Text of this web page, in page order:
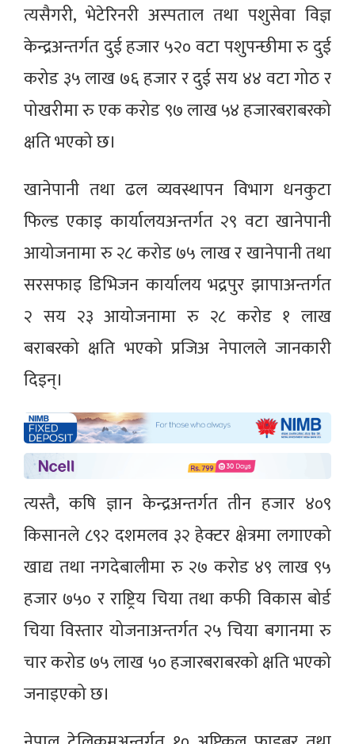
त्यसैगरी, भेटेरिनरी अस्पताल तथा पशुसेवा विज्ञ
केन्द्रअन्तर्गत दुई हजार ५२० वटा पशुपन्छीमा रु दुई
करोड ३५ लाख ७६ हजार र दुई सय ४४ वटा गोठ र
पोखरीमा रु एक करोड ९७ लाख ५४ हजारबराबरको
क्षति भएको छ।
खानेपानी तथा ढल व्यवस्थापन विभाग धनकुटा
फिल्ड एकाइ कार्यालयअन्तर्गत २९ वटा खानेपानी
आयोजनामा रु २८ करोड ७५ लाख र खानेपानी तथा
सरसफाइ डिभिजन कार्यालय भद्रपुर झापाअन्तर्गत
२ सय २३ आयोजनामा रु २८ करोड १ लाख
बराबरको क्षति भएको प्रजिअ नेपालले जानकारी
दिइन्।
त्यस्तै, कषि ज्ञान केन्द्रअन्तर्गत तीन हजार ४०९
किसानले ८९२ दशमलव ३२ हेक्टर क्षेत्रमा लगाएको
खाद्य तथा नगदेबालीमा रु २७ करोड ४९ लाख ९५
हजार ७५० र राष्ट्रिय चिया तथा कफी विकास बोर्ड
चिया विस्तार योजनाअन्तर्गत २५ चिया बगानमा रु
चार करोड ७५ लाख ५० हजारबराबरको क्षति भएको
जनाइएको छ।